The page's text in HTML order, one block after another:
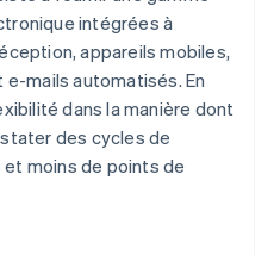
intégrées à
appareils mobiles,
e-mails automatisés. En
dans la manière dont
des cycles de
moins de points de